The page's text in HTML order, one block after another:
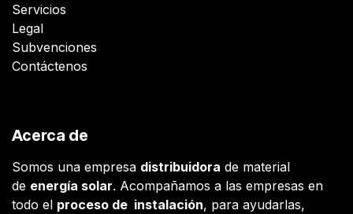
Servicios
Legal
Subvenciones
Contáctenos
Acerca de
Somos una empresa distribuidora de material
de energía solar. Acompañamos a las empresas en
todo el proceso de instalación, para ayudarlas,